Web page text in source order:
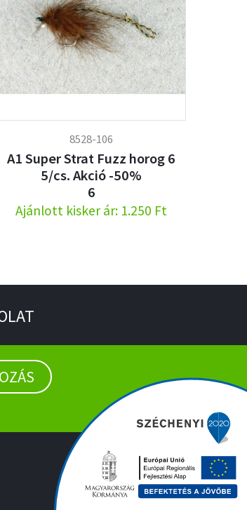
8528-106
A1 Super Strat Fuzz horog 6
5/cs. Akció -50%
6
Ajánlott kisker ár: 1.250 Ft